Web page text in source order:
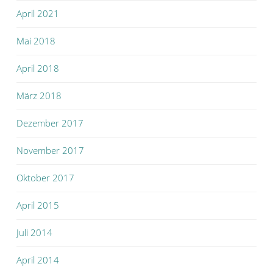
April 2021
Mai 2018
April 2018
März 2018
Dezember 2017
November 2017
Oktober 2017
April 2015
Juli 2014
April 2014